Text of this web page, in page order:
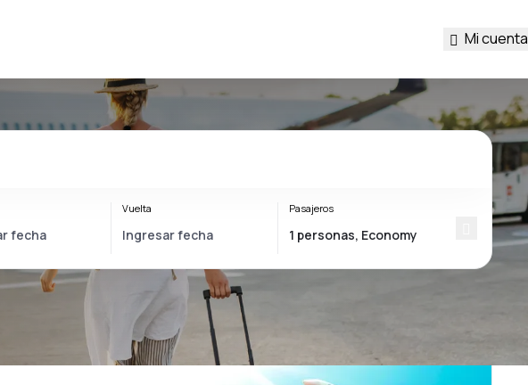
Mi cuenta
Vuelta Pasajeros